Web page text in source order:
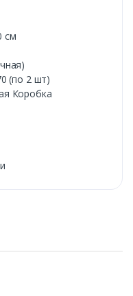
см
(по 2 шт)
Коробка